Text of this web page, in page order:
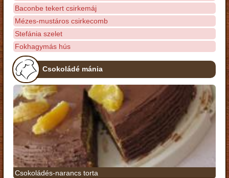
Baconbe tekert csirkemáj
Mézes-mustáros csirkecomb
Stefánia szelet
Fokhagymás hús
Csokoládé mánia
Csokoládés-narancs torta